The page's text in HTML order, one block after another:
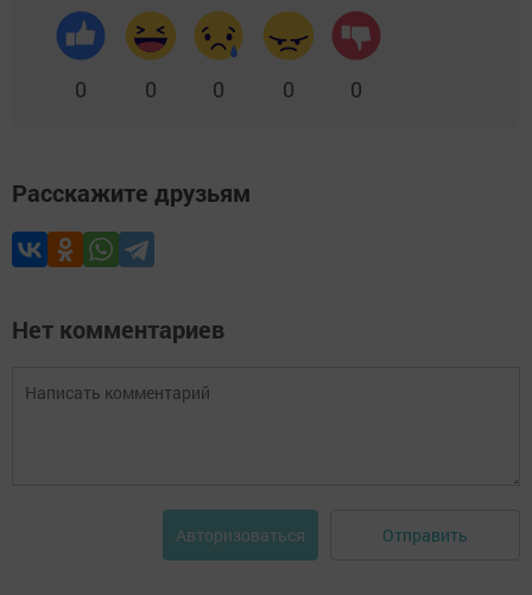
0 0 0 0 0
Расскажите друзьям
Нет комментариев
Авторизоваться Отправить